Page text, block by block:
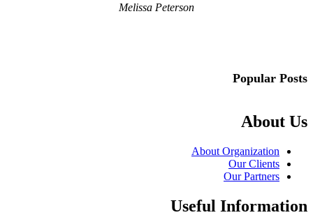
Melissa Peterson
Popular Posts
About Us
About Organization
Our Clients
Our Partners
Useful Information